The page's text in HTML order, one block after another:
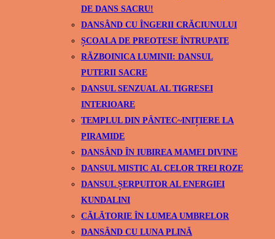
DE DANS SACRU!
DANSÂND CU ÎNGERII CRĂCIUNULUI
ȘCOALA DE PREOTESE ÎNTRUPATE
RĂZBOINICA LUMINII: DANSUL
PUTERII SACRE
DANSUL SENZUAL AL TIGRESEI
INTERIOARE
TEMPLUL DIN PÂNTEC~INIȚIERE LA
PIRAMIDE
DANSÂND ÎN IUBIREA MAMEI DIVINE
DANSUL MISTIC AL CELOR TREI ROZE
DANSUL ȘERPUITOR AL ENERGIEI
KUNDALINI
CĂLĂTORIE ÎN LUMEA UMBRELOR
DANSÂND CU LUNA PLINĂ